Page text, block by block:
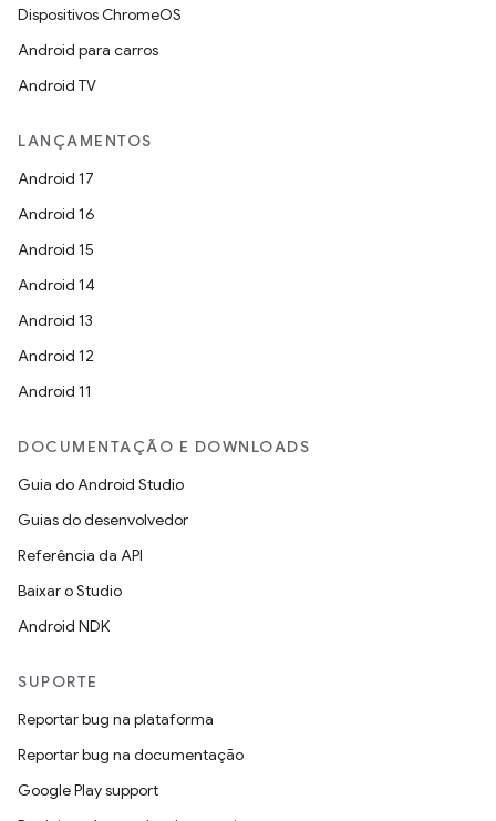
Dispositivos ChromeOS
Android para carros
Android TV
LANÇAMENTOS
Android 17
Android 16
Android 15
Android 14
Android 13
Android 12
Android 11
DOCUMENTAÇÃO E DOWNLOADS
Guia do Android Studio
Guias do desenvolvedor
Referência da API
Baixar o Studio
Android NDK
SUPORTE
Reportar bug na plataforma
Reportar bug na documentação
Google Play support